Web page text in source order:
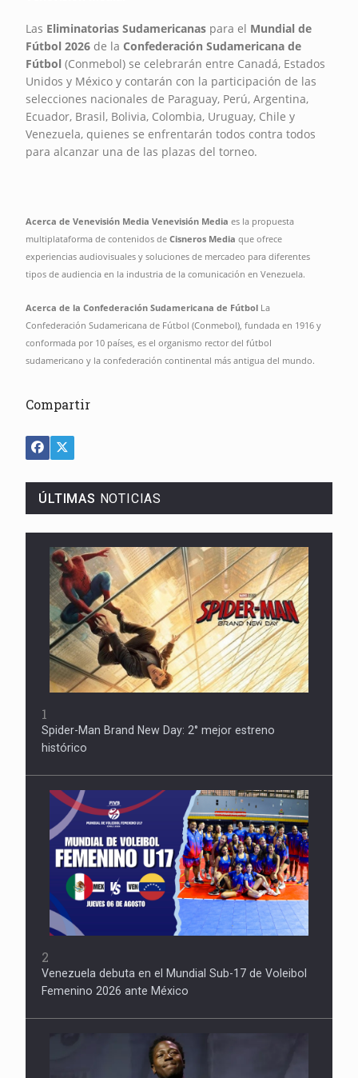
Las Eliminatorias Sudamericanas para el Mundial de
Fútbol 2026 de la Confederación Sudamericana de
Fútbol(Conmebol) se celebrarán entre Canadá, Estados
Unidos y México y contarán con la participación de las
selecciones nacionales de Paraguay, Perú, Argentina,
Ecuador, Brasil, Bolivia, Colombia, Uruguay, Chile y
Venezuela, quienes se enfrentarán todos contra todos
para alcanzar una de las plazas del torneo.
Acerca de Venevisión Media Venevisión Mediaes la propuesta
multiplataforma de contenidos deCisneros Mediaque ofrece
experiencias audiovisuales y soluciones de mercadeo para diferentes
tipos de audiencia en la industria de la comunicación en Venezuela.
Acerca de la Confederación Sudamericana de Fútbol La
Confederación Sudamericana de Fútbol (Conmebol), fundada en 1916 y
conformada por 10 países, es el organismo rector delfútbol
sudamericano y la confederación continental más antigua del mundo.
Compartir
ÚLTIMAS NOTICIAS
1
Spider-Man Brand New Day: 2° mejor estreno
histórico
2
Venezuela debuta en el Mundial Sub-17 de Voleibol
Femenino 2026 ante México